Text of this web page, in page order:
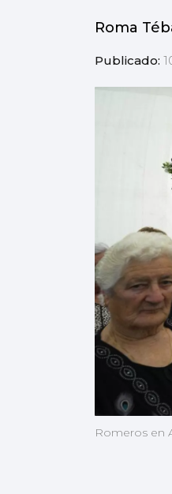
Roma
Publicado:
Romeros en